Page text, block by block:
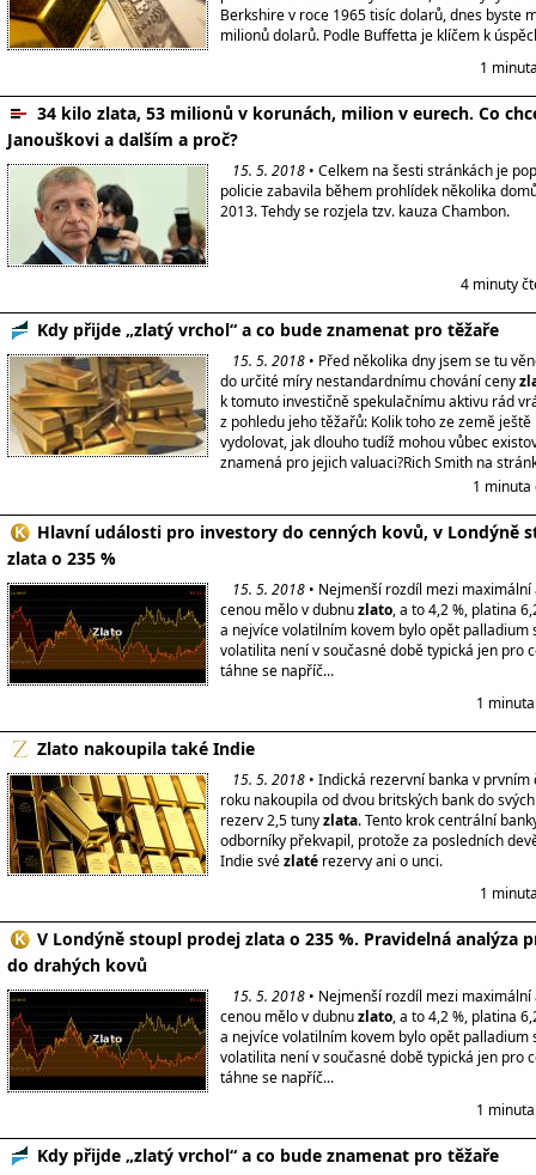
Berkshire v roce 1965 tisíc dolarů, dnes byste
milionů dolarů. Podle Buffetta je klíčem k
1
34 kilo zlata, 53 milionů v korunách, milion v eurech. Co
Janouškovi a dalším a proč?
15. 5. 2018 • Celkem na šesti stránkách je
policie zabavila během prohlídek několika
2013. Tehdy se rozjela tzv. kauza Chambon.
4 minuty
Kdy přijde „zlatý vrchol“ a co bude znamenat pro těžaře
15. 5. 2018 • Před několika dny jsem se tu
do určité míry nestandardnímu chování ceny
k tomuto investičně spekulačnímu aktivu rád
z pohledu jeho těžařů: Kolik toho ze země ještě
vydolovat, jak dlouho tudíž mohou vůbec
znamená pro jejich valuaci?Rich Smith na
1
Hlavní události pro investory do cenných kovů, v Londýně
zlata o 235 %
15. 5. 2018 • Nejmenší rozdíl mezi
cenou mělo v dubnuzlato, a to 4,2 %, platina
a nejvíce volatilním kovem bylo opět palladium
volatilita není v současné době typická jen pro
táhne se napříč...
1
Zlato nakoupila také Indie
15. 5. 2018 • Indická rezervní banka v
roku nakoupila od dvou britských bank do
rezerv 2,5 tunyzlata. Tento krok centrální
odborníky překvapil, protože za posledních
Indie svézlaté rezervy ani o unci.
1
V Londýně stoupl prodej zlata o 235 %. Pravidelná analýza
do drahých kovů
15. 5. 2018 • Nejmenší rozdíl mezi
cenou mělo v dubnuzlato, a to 4,2 %, platina
a nejvíce volatilním kovem bylo opět palladium
volatilita není v současné době typická jen pro
táhne se napříč...
1
Kdy přijde „zlatý vrchol“ a co bude znamenat pro těžaře